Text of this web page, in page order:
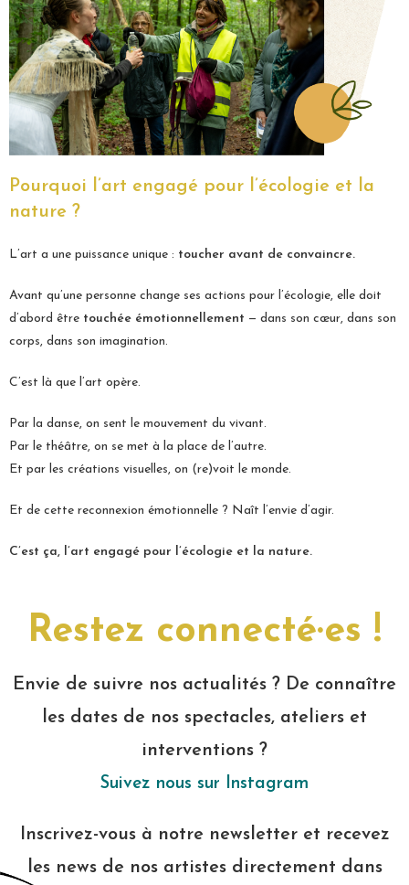
Pourquoi l’art engagé pour l’écologie et la
nature ?
L’art a une puissance unique : toucher avant de convaincre.
Avant qu’une personne change ses actions pour l’écologie, elle doit
d’abord être touchée émotionnellement — dans son cœur, dans son
corps, dans son imagination.
C’est là que l’art opère.
Par la danse, on sent le mouvement du vivant.
Par le théâtre, on se met à la place de l’autre.
Et par les créations visuelles, on (re)voit le monde.
Et de cette reconnexion émotionnelle ? Naît l’envie d’agir.
C’est ça, l’art engagé pour l’écologie et la nature.
Restez connecté·es !
Envie de suivre nos actualités ? De connaître
les dates de nos spectacles, ateliers et
interventions ?
Suivez nous sur Instagram
Inscrivez-vous à notre newsletter et recevez
les news de nos artistes directement dans